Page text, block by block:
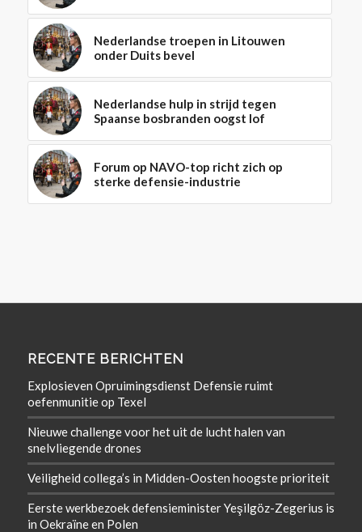
Nederlandse troepen in Litouwen
onder Duits bevel
Nederlandse hulp in strijd tegen
Spaanse bosbranden oogst lof
Forum op NAVO-top richt zich op
sterke defensie-industrie
RECENTE BERICHTEN
Explosieven Opruimingsdienst Defensie ruimt
oefenmunitie op Texel
Nieuwe challenge voor het uit de lucht halen van
snelvliegende drones
Veiligheid collega’s in Midden-Oosten hoogste prioriteit
Eerste werkbezoek defensieminister Yeşilgöz-Zegerius is
in Oekraïne en Polen